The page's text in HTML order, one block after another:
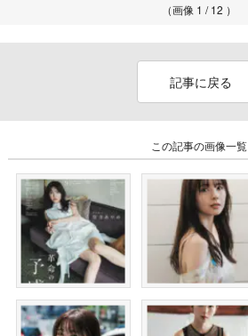
（画像 1 / 12 ）
記事に戻る
この記事の画像一覧